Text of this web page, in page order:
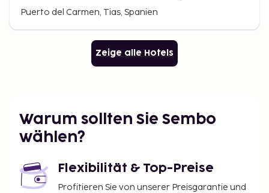
Puerto del Carmen, Tias, Spanien
Zeige alle Hotels
Warum sollten Sie Sembo
wählen?
Flexibilität & Top-Preise
Profitieren Sie von unserer Preisgarantie und